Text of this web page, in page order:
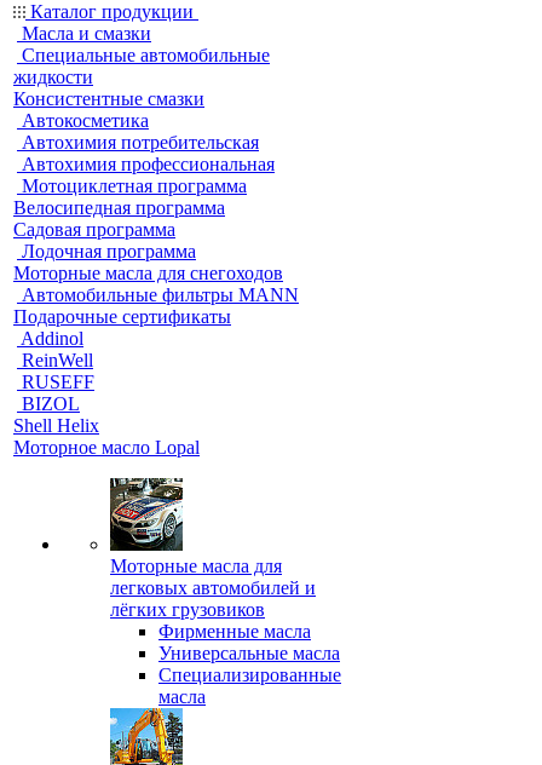
Каталог продукции
Масла и смазки
Специальные автомобильные
жидкости
Консистентные смазки
Автокосметика
Автохимия потребительская
Автохимия профессиональная
Мотоциклетная программа
Велосипедная программа
Садовая программа
Лодочная программа
Моторные масла для снегоходов
Автомобильные фильтры MANN
Подарочные сертификаты
Addinol
ReinWell
RUSEFF
BIZOL
Shell Helix
Моторное масло Lopal
Моторные масла для
легковых автомобилей и
лёгких грузовиков
Фирменные масла
Универсальные масла
Специализированные
масла